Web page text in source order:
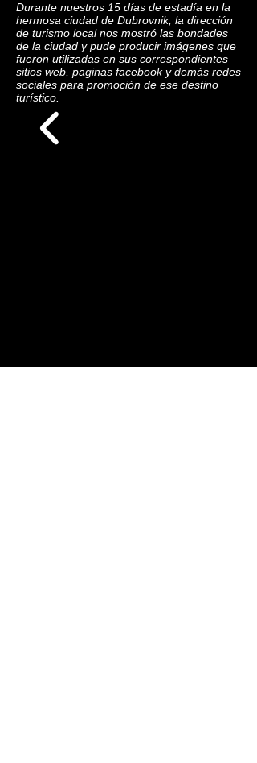
Durante nuestros 15 días de estadía en la
hermosa ciudad de Dubrovnik, la dirección
de turismo local nos mostró las bondades
de la ciudad y pude producir imágenes que
fueron utilizadas en sus correspondientes
sitios web, paginas facebook y demás redes
sociales para promoción de ese destino
turístico.